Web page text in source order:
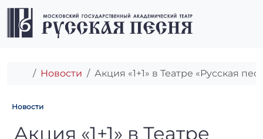
Перейти к содержимому
Перейти к футеру
Главная
Новости Акция «1+1» в Театре «Русская
Новости
Акция «1+1» в Театре
Акция «1+1» в Театре